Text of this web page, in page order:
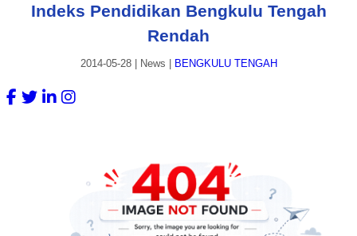
Indeks Pendidikan Bengkulu Tengah
Rendah
2014-05-28| News BENGKULU TENGAH